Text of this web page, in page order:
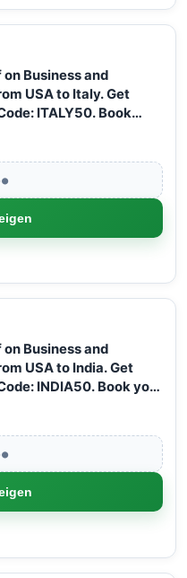
Business and
USA to Italy. Get
ITALY50. Book
Business and
USA to India. Get
INDIA50. Book your